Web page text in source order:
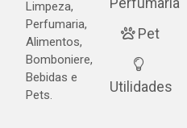
Limpeza,
Perfumaria,
Alimentos,
Bomboniere,
Bebidas e
Pets.
Perfumaria
Pet
Utilidades